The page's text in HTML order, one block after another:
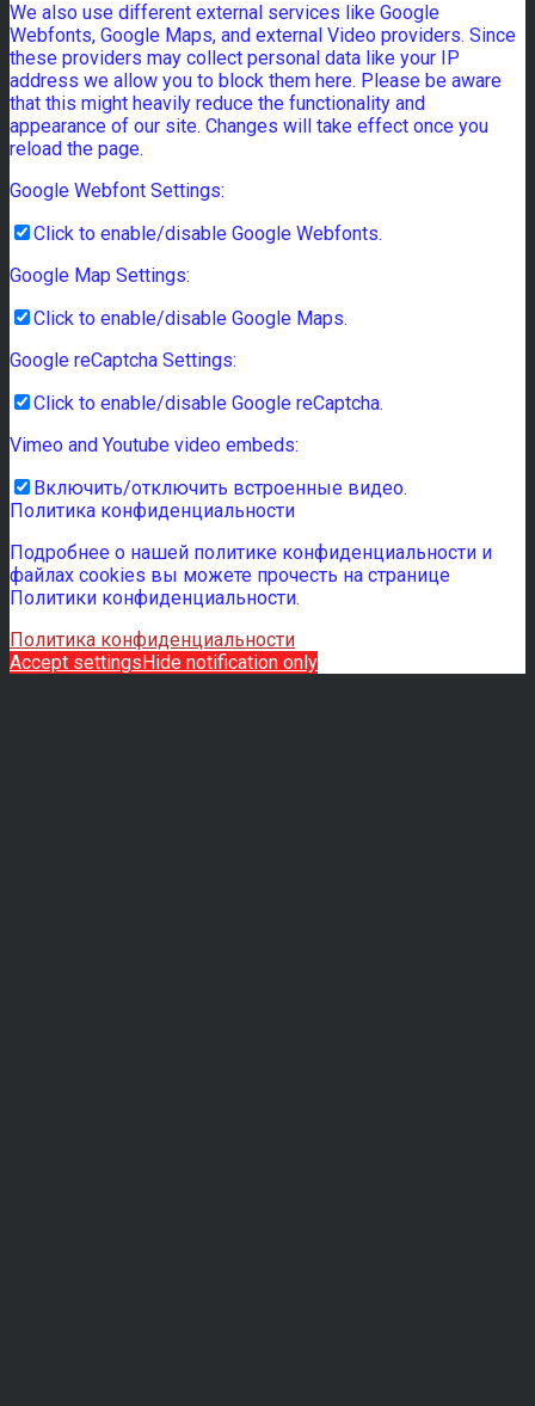
We also use different external services like Google
Webfonts, Google Maps, and external Video providers. Since
these providers may collect personal data like your IP
address we allow you to block them here. Please be aware
that this might heavily reduce the functionality and
appearance of our site. Changes will take effect once you
reload the page.
Google Webfont Settings:
Click to enable/disable Google Webfonts.
Google Map Settings:
Click to enable/disable Google Maps.
Google reCaptcha Settings:
Click to enable/disable Google reCaptcha.
Vimeo and Youtube video embeds:
Включить/отключить встроенные видео.
Политика конфиденциальности
Подробнее о нашей политике конфиденциальности и
файлах cookies вы можете прочесть на странице
Политики конфиденциальности.
Политика конфиденциальности
Accept settingsHide notification only